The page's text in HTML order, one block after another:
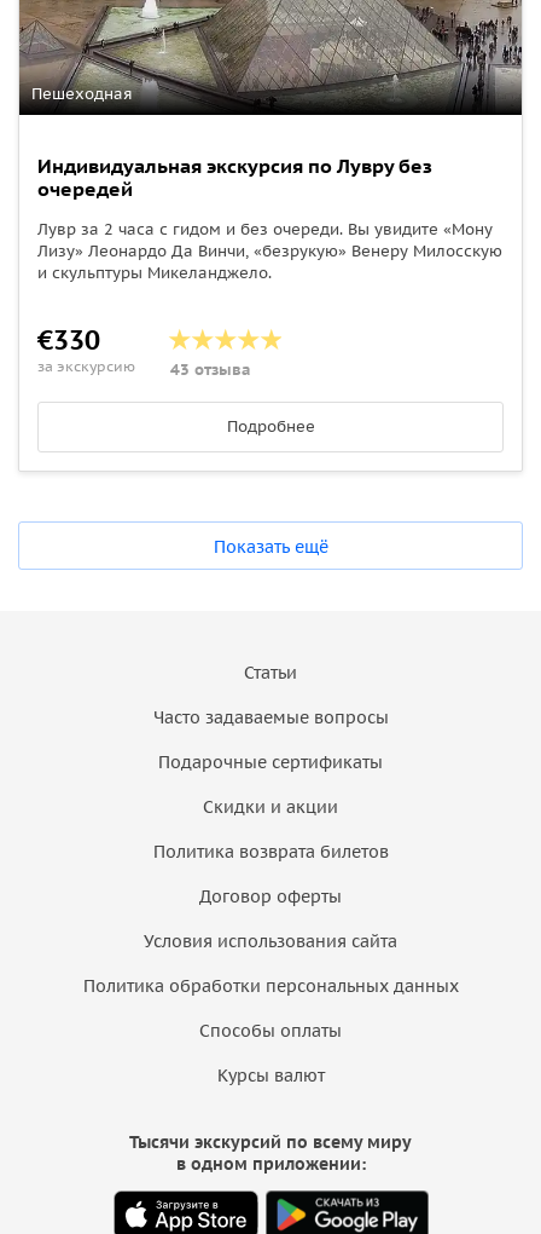
Пешеходная
Индивидуальная экскурсия по Лувру без
очередей
Лувр за 2 часа с гидом и без очереди. Вы увидите «Мону
Лизу» Леонардо Да Винчи, «безрукую» Венеру Милосскую
и скульптуры Микеланджело.
€330
за экскурсию 43 отзыва
Подробнее
Показать ещё
Статьи
Часто задаваемые вопросы
Подарочные сертификаты
Скидки и акции
Политика возврата билетов
Договор оферты
Условия использования сайта
Политика обработки персональных данных
Способы оплаты
Курсы валют
Тысячи экскурсий по всему миру
в одном приложении: